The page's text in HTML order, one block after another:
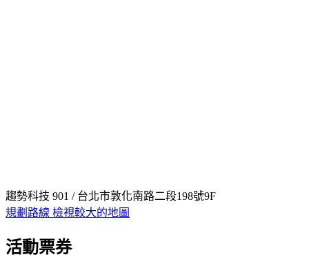
趨勢科技 901 / 台北市敦化南路二段198號9F
規劃路線 檢視較大的地圖
活動票券